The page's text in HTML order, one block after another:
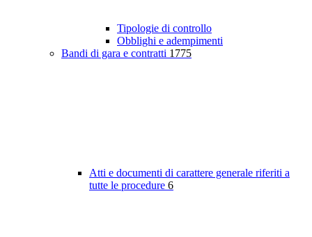
Tipologie di controllo
Obblighi e adempimenti
Bandi di gara e contratti 1775
Atti e documenti di carattere generale riferiti a
tutte le procedure 6